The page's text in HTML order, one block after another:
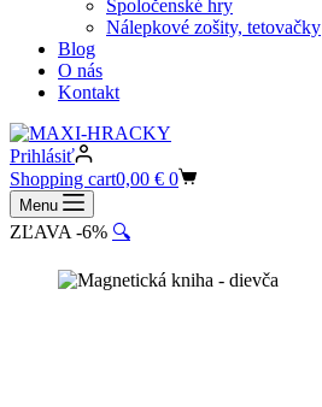
Spoločenské hry
Nálepkové zošity, tetovačky
Blog
O nás
Kontakt
Prihlásiť
Shopping cart0,00 € 0
Menu
ZĽAVA -6% 🔍